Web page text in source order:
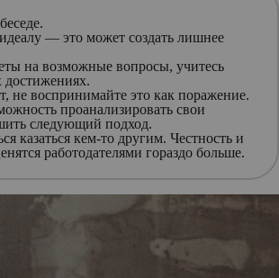
.
— это может создать лишнее
на возможные вопросы, учитесь
достижениях.
не воспринимайте это как поражение.
проанализировать свои
следующий подход.
казаться кем-то другим. Честность и
работодателями гораздо больше.